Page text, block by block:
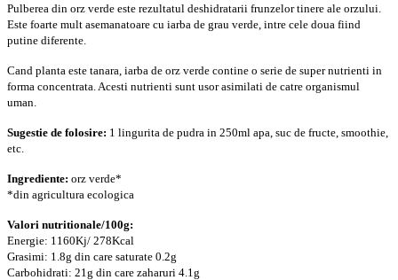
Pulberea din orz verde este rezultatul deshidratarii frunzelor tinere ale orzului.
Este foarte mult asemanatoare cu iarba de grau verde, intre cele doua fiind
putine diferente.
Cand planta este tanara, iarba de orz verde contine o serie de super nutrienti in
forma concentrata. Acesti nutrienti sunt usor asimilati de catre organismul
uman.
Sugestie de folosire: 1 lingurita de pudra in 250ml apa, suc de fructe, smoothie,
etc.
Ingrediente: orz verde*
*din agricultura ecologica
Valori nutritionale/100g:
Energie: 1160Kj/ 278Kcal
Grasimi: 1.8g din care saturate 0.2g
Carbohidrati: 21g din care zaharuri 4.1g